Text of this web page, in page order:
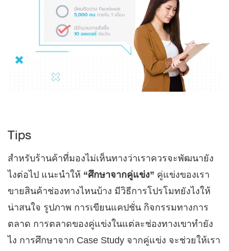
Tips
สำหรับร้านค้าที่มองไม่เห็นทางว่าเราควรจะพัฒนายัง
ไงต่อไป แนะนำให้ “ศึกษาจากคู่แข่ง” คู่แข่งของเรา
ขายสินค้าช่องทางไหนบ้าง มีวิธีการโปรโมทยังไงให้
น่าสนใจ รูปภาพ การเขียนแคปชั่น กิจกรรมทางการ
ตลาด การตลาดของคู่แข่งในแต่ละช่องทางเขาทำยัง
ไง การศึกษาจาก Case Study จากคู่แข่ง จะช่วยให้เรา